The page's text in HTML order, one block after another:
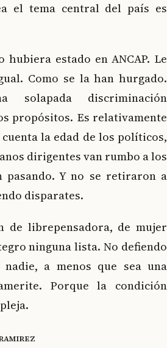
el tema central del país es
hubiera estado en ANCAP. Le
Como se la han hurgado.
solapada discriminación
propósitos. Es relativamente
la edad de los políticos,
dirigentes van rumbo a los
pasando. Y no se retiraron a
disparates.
de librepensadora, de mujer
ninguna lista. No defiendo
a menos que sea una
Porque la condición